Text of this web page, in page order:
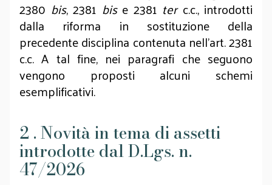
2380 bis, 2381 bise 2381 terc.c., introdotti
dalla riforma in sostituzione della
precedente disciplina contenuta nell’art. 2381
c.c. A tal fine, nei paragrafi che seguono
vengono proposti alcuni schemi
esemplificativi.
2 . Novità in tema di assetti
introdotte dal D.Lgs. n.
47/2026